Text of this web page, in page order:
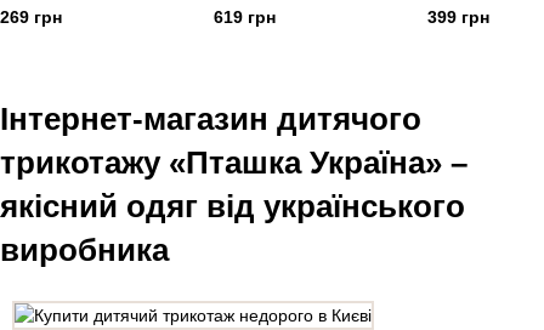
269 грн 619 грн
двонитка
кольору
399 грн
Інтернет-магазин дитячого
трикотажу «Пташка Україна» –
якісний одяг від українського
виробника